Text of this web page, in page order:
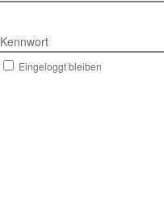
Kennwort
Eingeloggt bleiben